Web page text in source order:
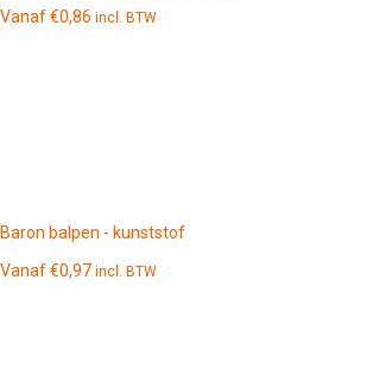
Vanaf€0,86 incl. BTW
Baron balpen - kunststof
Vanaf€0,97 incl. BTW